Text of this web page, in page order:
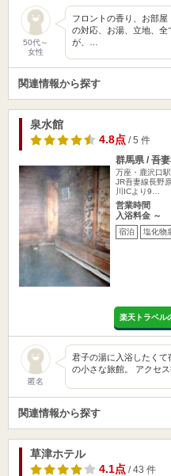
50代～
女性
フロントの香り、お部
の対応、お湯、立地、
が、…
関連情報から探す
泉水館
4.8点/ 5 件
群馬県 / 吾
万座・鹿沢口
JR吾妻線長野
川ICより9…
営業時間
入浴料金 ～
宿泊 塩化物
楽天トラベル
匿名
君子の湯に入浴したくて
の小さな旅館。 アクセ
関連情報から探す
草津ホテル
4.1点/ 43 件